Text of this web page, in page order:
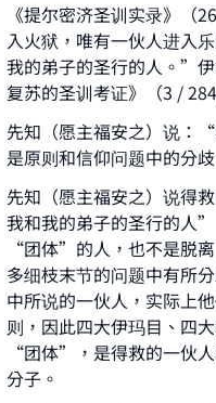
《提尔密济圣训实录》（
入火狱，唯有一伙人进入
我的弟子的圣行的人。”
复苏的圣训考证》（3 /
先知（愿主福安之）说：
是原则和信仰问题中的分
先知（愿主福安之）说得
我和我的弟子的圣行的人
“团体”的人，也不是脱
多细枝末节的问题中有所
中所说的一伙人，实际上
则，因此四大伊玛目、四
“团体”，是得救的一伙
分子。
Make an
"A person